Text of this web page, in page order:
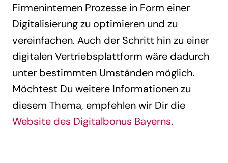
Firmeninternen Prozesse in Form einer
Digitalisierung zu optimieren und zu
vereinfachen. Auch der Schritt hin zu einer
digitalen Vertriebsplattform wäre dadurch
unter bestimmten Umständen möglich.
Möchtest Du weitere Informationen zu
diesem Thema, empfehlen wir Dir die
Website des Digitalbonus Bayerns.